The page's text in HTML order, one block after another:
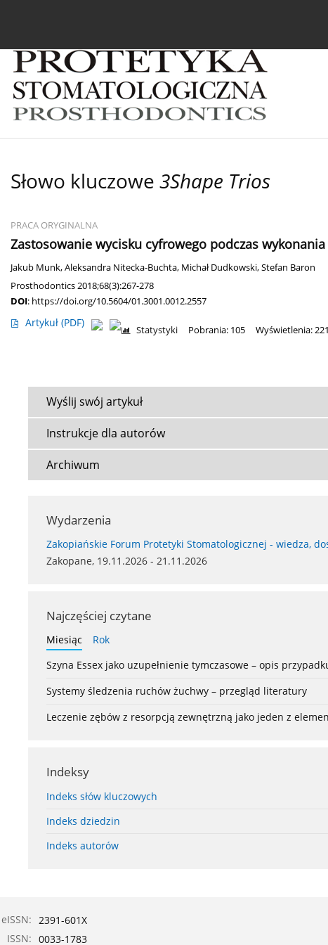
Słowo kluczowe 3Shape Trios
PRACA ORYGINALNA
Zastosowanie wycisku cyfrowego podczas
Jakub Munk,Aleksandra Nitecka-Buchta, Michał Dudkowski,Stefan Baron
Prosthodontics 2018;68(3):267-278
DOI: https://doi.org/10.5604/01.3001.0012.2557
Artykuł (PDF)
Statystyki Pobrania: 105 Wyświetlenia: 221
Wyślij swój artykuł
Instrukcje dla autorów
Archiwum
Wydarzenia
Zakopiańskie Forum Protetyki Stomatologicznej - wiedza,
Zakopane, 19.11.2026 - 21.11.2026
Najczęściej czytane
Miesiąc
Rok
Szyna Essex jako uzupełnienie tymczasowe – opis
Systemy śledzenia ruchów żuchwy – przegląd literatury
Leczenie zębów z resorpcją zewnętrzną jako jeden z
Indeksy
Indeks słów kluczowych
Indeks dziedzin
Indeks autorów
eISSN: 2391-601X
ISSN: 0033-1783